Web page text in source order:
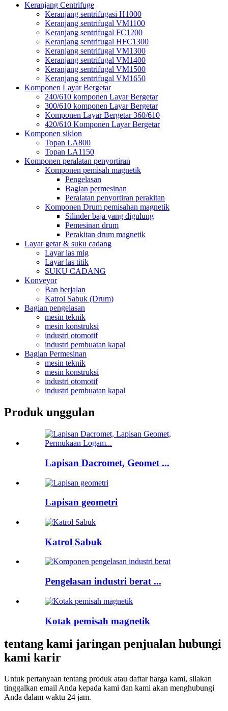
Keranjang Centrifuge
Keranjang sentrifugasi H1000
Keranjang sentrifugal VM1100
Keranjang sentrifugal FC1200
Keranjang sentrifugal HFC1300
Keranjang sentrifugal VM1300
Keranjang sentrifugal VM1400
Keranjang sentrifugal VM1500
Keranjang sentrifugal VM1650
Komponen Layar Bergetar
240/610 komponen Layar Bergetar
300/610 komponen Layar Bergetar
Komponen Layar Bergetar 360/610
420/610 Komponen Layar Bergetar
Komponen siklon
Topan LA800
Topan LA1150
Komponen peralatan penyortiran
Komponen pemisah magnetik
Pengelasan
Bagian permesinan
Peralatan penyortiran perakitan
Komponen Drum pemisahan magnetik
Silinder baja yang digulung
Pemesinan drum
Perakitan drum magnetik
Layar getar & suku cadang
Layar las mig
Layar las titik
SUKU CADANG
Konveyor
Ban berjalan
Katrol Sabuk (Drum)
Bagian pengelasan
mesin teknik
mesin konstruksi
industri otomotif
industri pembuatan kapal
Bagian Permesinan
mesin teknik
mesin konstruksi
industri otomotif
industri pembuatan kapal
Produk unggulan
Lapisan Dacromet, Geomet ...
Lapisan geometri
Katrol Sabuk
Pengelasan industri berat ...
Kotak pemisah magnetik
tentang kami jaringan penjualan hubungi
kami karir
Untuk pertanyaan tentang produk atau daftar harga kami, silakan
tinggalkan email Anda kepada kami dan kami akan menghubungi
Anda dalam waktu 24 jam.